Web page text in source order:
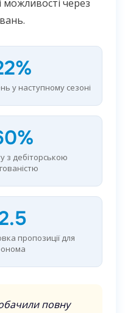
можливості через
у наступному сезоні
з дебіторською
пропозиції для
повну